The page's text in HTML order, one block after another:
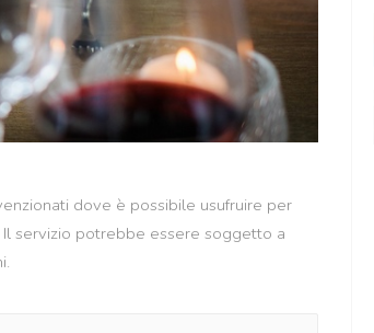
dove è possibile usufruire per
servizio potrebbe essere soggetto a